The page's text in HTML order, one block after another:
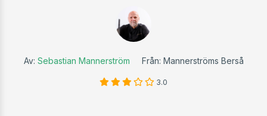
Av: Sebastian Mannerström Från: Mannerströms Berså